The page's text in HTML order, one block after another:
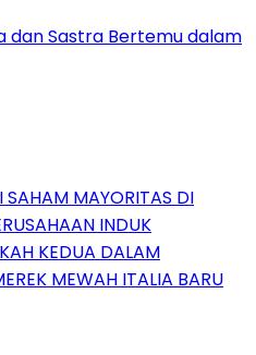
dan Sastra Bertemu dalam
SAHAM MAYORITAS DI
INDUK
KEDUA DALAM
MEWAH ITALIA BARU